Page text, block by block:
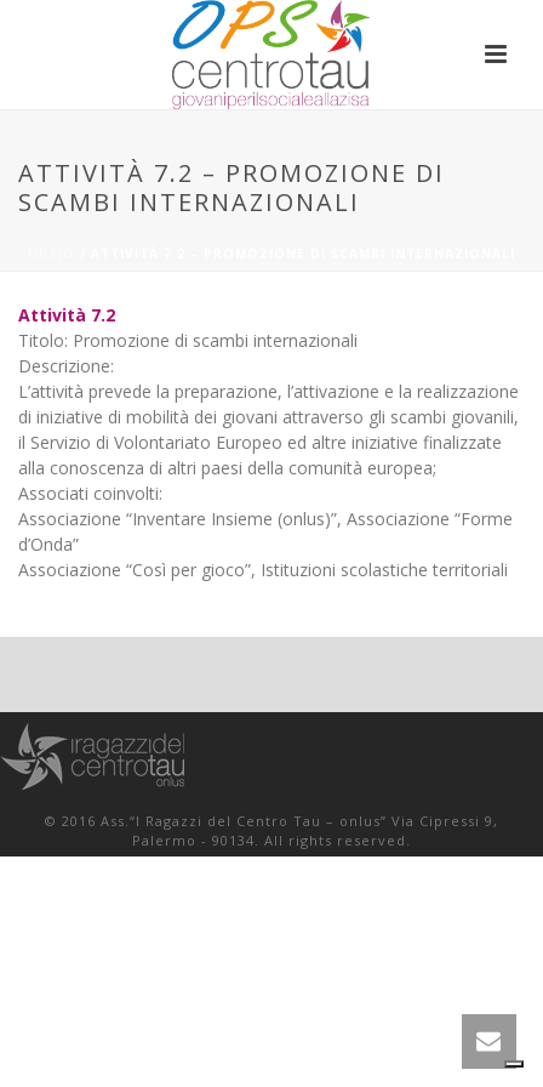
ATTIVITÀ 7.2 – PROMOZIONE DI
SCAMBI INTERNAZIONALI
Attività 7.2
Titolo: Promozione di scambi internazionali
Descrizione:
L’attività prevede la preparazione, l’attivazione e la realizzazione
di iniziative di mobilità dei giovani attraverso gli scambi giovanili,
il Servizio di Volontariato Europeo ed altre iniziative finalizzate
alla conoscenza di altri paesi della comunità europea;
Associati coinvolti:
Associazione “Inventare Insieme (onlus)”, Associazione “Forme
d’Onda”
Associazione “Così per gioco”, Istituzioni scolastiche territoriali
© 2016 Ass.“I Ragazzi del Centro Tau – onlus” Via Cipressi 9,
Palermo - 90134. All rights reserved.